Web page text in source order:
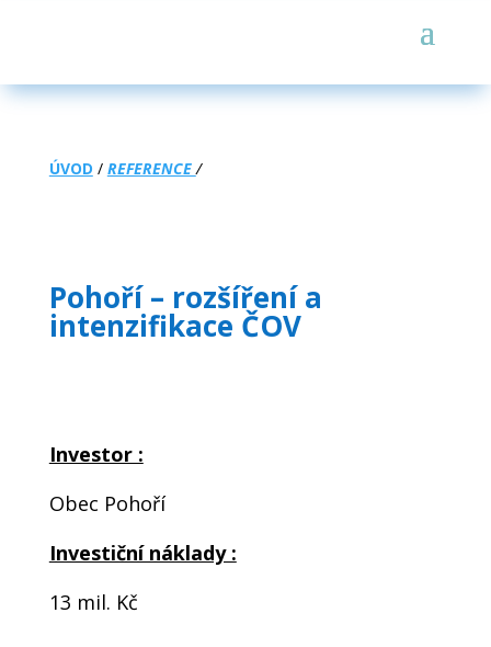
ÚVOD / REFERENCE/
Pohoří – rozšíření a
intenzifikace ČOV
Investor :
Obec Pohoří
Investiční náklady :
13 mil. Kč